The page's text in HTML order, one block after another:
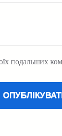
подальших